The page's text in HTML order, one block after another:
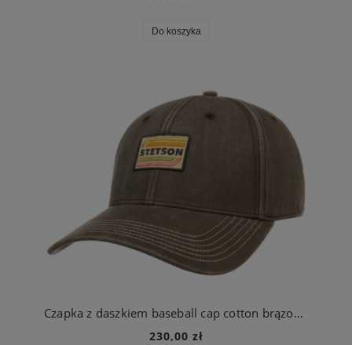
Do koszyka
Czapka z daszkiem baseball cap cotton brązowa | Stetson
230,00 zł